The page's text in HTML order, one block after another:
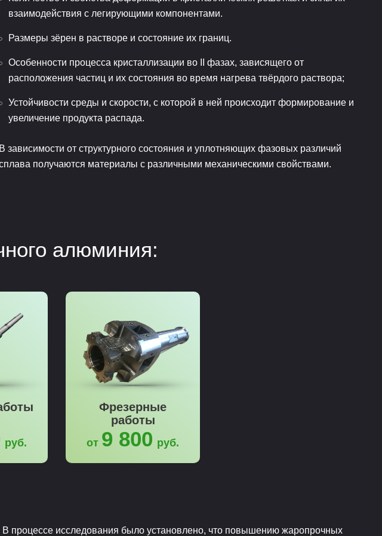
взаимодействия с легирующими компонентами.
Размеры зёрен в растворе и состояние их границ.
Особенности процесса кристаллизации во II фазах, зависящего от
расположения частиц и их состояния во время нагрева твёрдого раствора;
Устойчивости среды и скорости, с которой в ней происходит формирование и
увеличение продукта распада.
В зависимости от структурного состояния и уплотняющих фазовых различий
получаются материалы с различными механическими свойствами.
алюминия:
руб.
Фрезерные
работы
от 9 800 руб.
В процессе исследования было установлено, что повышению жаропрочных